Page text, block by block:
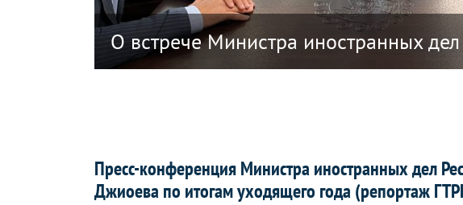
Южная Осетия в связи с решением
О встрече Министра иностранных
Пресс-конференция Министра иностранных дел
Джиоева по итогам уходящего года (репортаж